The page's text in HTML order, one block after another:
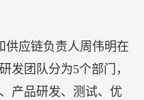
供应链负责人周伟明在
发团队分为5个部门，
产品研发、测试、优